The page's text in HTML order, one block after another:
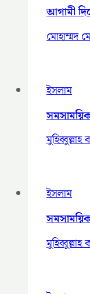
আগামী
মোহাম্মদ
ইসলাম
মুহিব্বুল্লাহ
ইসলাম
মুহিব্বুল্লাহ